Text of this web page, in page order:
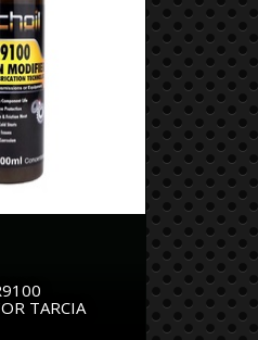
TARCIA